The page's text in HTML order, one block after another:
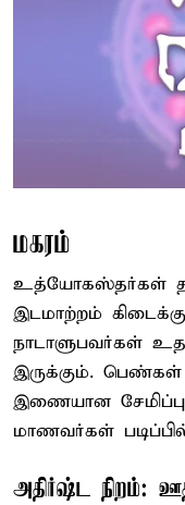
மகரம்
உத்யோகஸ்தர்கள்
இடமாற்றம்
நாடாளுபவர்கள்
இருக்கும். பெண்கள்
இணையான சேமிப்பு
மாணவர்கள்
அதிர்ஷ்ட நிறம்: